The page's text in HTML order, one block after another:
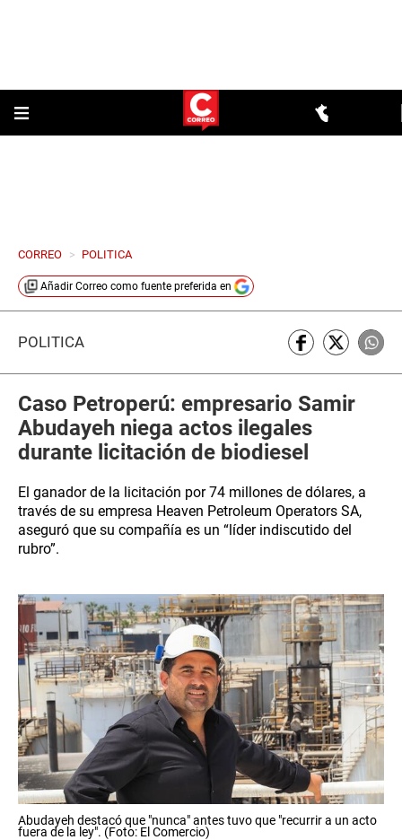
CORREO > POLITICA
Añadir Correo como fuente preferida en
POLÍTICA
Caso Petroperú: empresario Samir
Abudayeh niega actos ilegales
durante licitación de biodiesel
El ganador de la licitación por 74 millones de dólares, a
través de su empresa Heaven Petroleum Operators SA,
aseguró que su compañía es un “líder indiscutido del
rubro”.
Abudayeh destacó que "nunca" antes tuvo que "recurrir a un acto
fuera de la ley". (Foto: El Comercio)